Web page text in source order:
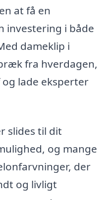
at få en
investering i både
dameklip i
fra hverdagen,
lade eksperter
slides til dit
og mange
der
og livligt